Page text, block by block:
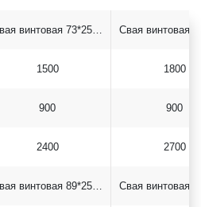
Свая винтовая 73*2500 саморез
1500
900
2400
1800
900
2700
Свая винтовая 89*2500 саморез